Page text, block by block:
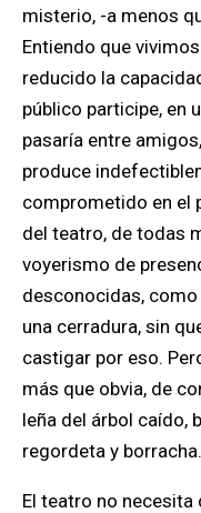
misterio, -a menos
Entiendo que
reducido la
público participe, en
pasaría entre
produce
comprometido en el
del teatro, de todas
voyerismo de
desconocidas,
una cerradura, sin
castigar por eso.
más que obvia, de
leña del árbol caído,
regordeta y
El teatro no necesita de esas artimañas para convocar